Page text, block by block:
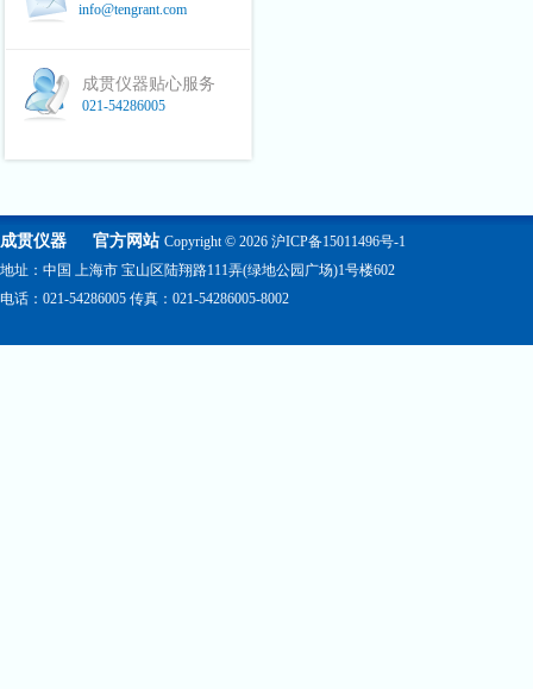
info@tengrant.com
成贯仪器贴心服务
021-54286005
成贯仪器 官方网站 Copyright © 2026 沪ICP备15011496号-1
地址：中国 上海市 宝山区陆翔路111弄(绿地公园广场)1号楼602
电话：021-54286005 传真：021-54286005-8002